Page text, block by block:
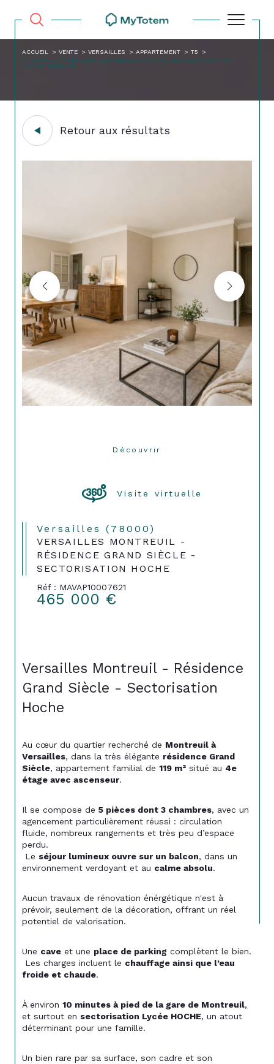
ACCUEIL VENTE VERSAILLES APPARTEMENT
T5
VERSAILLES MONTREUIL RESIDENCE GRAND SIECLE SECTORISATION
HOCHE PRESTIGE
Retour aux résultats
Découvrir
Visite virtuelle
Versailles (78000)
VERSAILLES MONTREUIL -
RÉSIDENCE GRAND SIÈCLE -
SECTORISATION HOCHE
Réf : MAVAP10007621
465 000 €
Versailles Montreuil - Résidence
Grand Siècle - Sectorisation
Hoche
Au cœur du quartier recherché de Montreuil à
Versailles, dans la très élégante résidence Grand
Siècle, appartement familial de 119 m² situé au 4e
étage avec ascenseur.
Il se compose de 5 pièces dont 3 chambres, avec un
agencement particulièrement réussi : circulation
fluide, nombreux rangements et très peu d’espace
perdu.
Le séjour lumineux ouvre sur un balcon, dans un
environnement verdoyant et au calme absolu.
Aucun travaux de rénovation énérgétique n'est à
prévoir, seulement de la décoration, offrant un réel
potentiel de valorisation.
Une cave et une place de parking complètent le bien.
Les charges incluent le chauffage ainsi que l’eau
froide et chaude.
À environ 10 minutes à pied de la gare de Montreuil,
et surtout en sectorisation Lycée HOCHE, un atout
déterminant pour une famille.
Un bien rare par sa surface, son cadre et son